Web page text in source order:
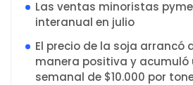
Las ventas minoristas
interanual en julio
El precio de la soja arrancó
manera positiva y
semanal de $10.000 por